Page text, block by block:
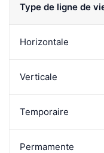
Type de ligne de
Horizontale
Verticale
Temporaire
Permamente